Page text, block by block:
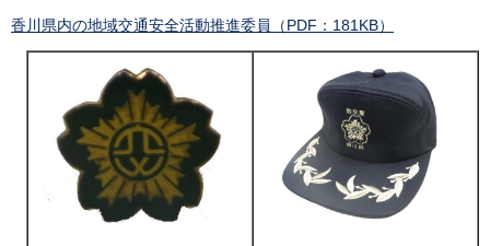
香川県内の地域交通安全活動推進委員（PDF：181KB）